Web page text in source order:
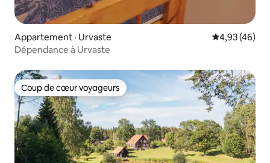
Appartement · Urvaste Note
4,93 (46)
Dépendance à Urvaste
Coup de cœur voyageurs
Coup de cœur voyageurs